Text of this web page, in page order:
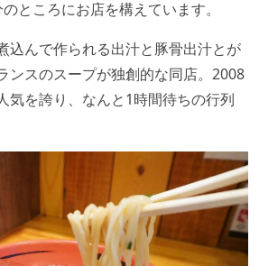
ところにお店を構えています。
込んで作られる出汁と豚骨出汁とが
ンスのスープが独創的な同店。2008
気を誇り、なんと1時間待ちの行列